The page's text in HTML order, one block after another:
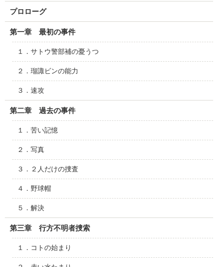
プロローグ
第一章 最初の事件
１．サトウ警部補の憂うつ
２．瑠諏ビンの能力
３．速攻
第二章 過去の事件
１．苦い記憶
２．写真
３．２人だけの捜査
４．野球帽
５．解決
第三章 行方不明者捜索
１．コトの始まり